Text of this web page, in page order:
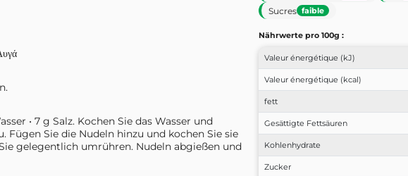
• 7 g Salz. Kochen Sie das Wasser und
Fügen Sie die Nudeln hinzu und kochen Sie sie
gelegentlich umrühren. Nudeln abgießen und
Sucres faible
Nährwerte pro 100g :
Valeur énergétique (kJ)
Valeur énergétique (kcal)
fett
Gesättigte Fettsäuren
Kohlenhydrate
Zucker